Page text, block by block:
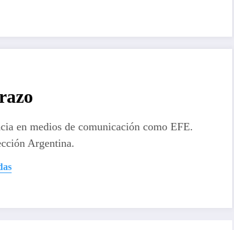
en medios de comunicación como EFE.
Argentina.